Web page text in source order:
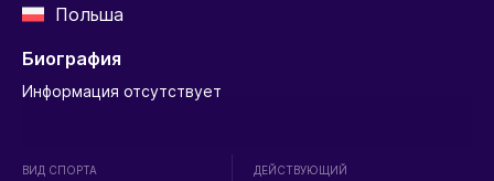
Польша
Биография
Информация отсутствует
ВИД СПОРТА ДЕЙСТВУЮЩИЙ